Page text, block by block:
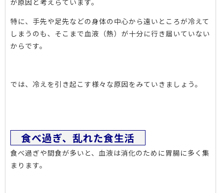
が原因と考えらています。
特に、手先や足先などの身体の中心から遠いところが冷えて
しまうのも、そこまで血液（熱）が十分に行き届いていない
からです。
では、冷えを引き起こす様々な原因をみていきましょう。
食べ過ぎ、乱れた食生活
食べ過ぎや間食が多いと、血液は消化のために胃腸に多く集
まります。